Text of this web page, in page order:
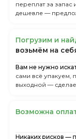
переплат за запас
дешевле —
Пoгpузим и
вoзьмём нa
Вам не нужно
сами всё упакуем,
выходной —
Boзмoжнa
Никаких рисков —